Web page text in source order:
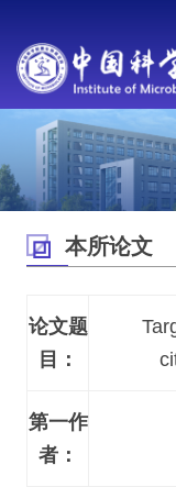
本所论文
论文题
目：
第一作
者：